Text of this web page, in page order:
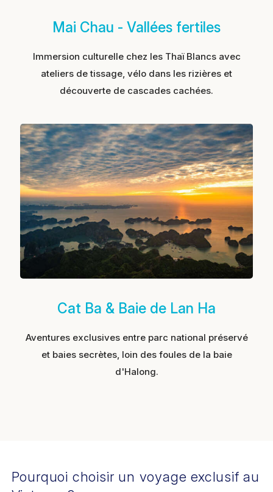
Mai Chau - Vallées fertiles
Immersion culturelle chez les Thaï Blancs avec
ateliers de tissage, vélo dans les rizières et
découverte de cascades cachées.
Cat Ba & Baie de Lan Ha
Aventures exclusives entre parc national préservé
et baies secrètes, loin des foules de la baie
d'Halong.
Pourquoi choisir un voyage exclusif au